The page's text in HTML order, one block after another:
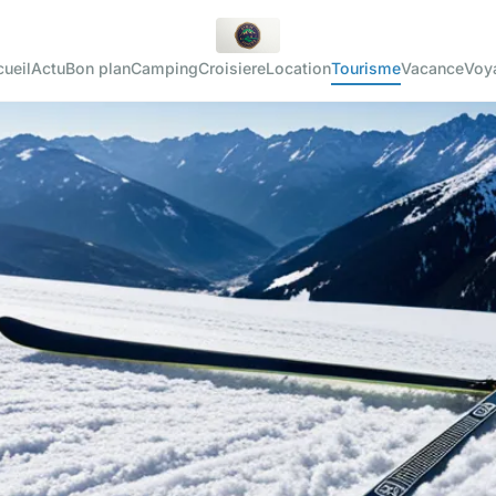
ActuBon planCampingCroisiereLocationTourismeVacance